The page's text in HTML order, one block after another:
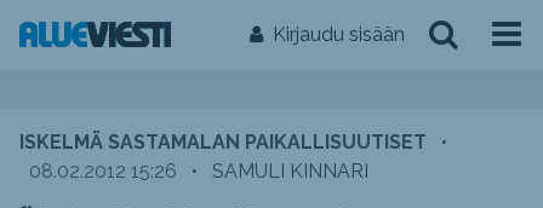
Kirjaudu sisään
ISKELMÄ SASTAMALAN PAIKALLISUUTISET
•
08.02.2012 15:26
• SAMULI KINNARI